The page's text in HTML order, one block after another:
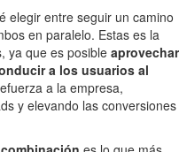
elegir entre seguir un camino
en paralelo. Estas es la
ya que es posible aprovechar
a los usuarios al
a la empresa,
y elevando las conversiones